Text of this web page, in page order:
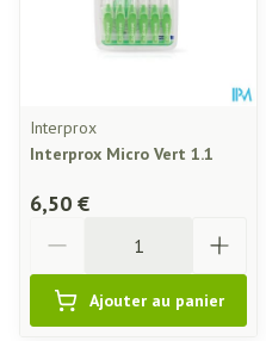
Interprox
Interprox Micro Vert 1.1
6,50 €
Ajouter au panier